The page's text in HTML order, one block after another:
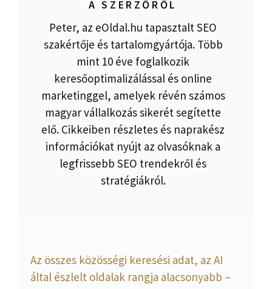
A SZERZŐRŐL
Peter, az eOldal.hu tapasztalt SEO
szakértője és tartalomgyártója. Több
mint 10 éve foglalkozik
keresőoptimalizálással és online
marketinggel, amelyek révén számos
magyar vállalkozás sikerét segítette
elő. Cikkeiben részletes és naprakész
információkat nyújt az olvasóknak a
legfrissebb SEO trendekről és
stratégiákról.
Az összes közösségi keresési adat, az AI
által észlelt oldalak rangja alacsonyabb –